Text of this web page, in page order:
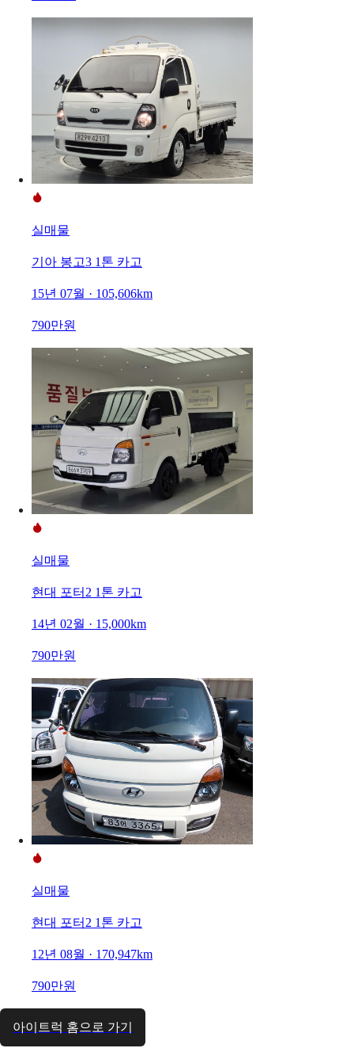
실매물
기아 봉고3 1톤 카고
15년 07월 · 105,606km
790만원
실매물
현대 포터2 1톤 카고
14년 02월 · 15,000km
790만원
실매물
현대 포터2 1톤 카고
12년 08월 · 170,947km
790만원
아이트럭 홈으로 가기